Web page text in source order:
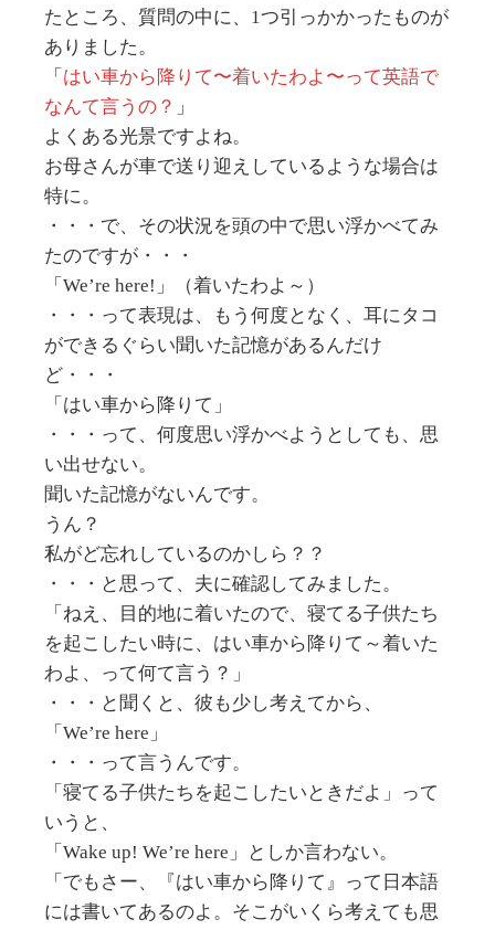
たところ、質問の中に、1つ引っかかったものが
ありました。
「 はい車から降りて〜着いたわよ〜って英語で
なんて言うの？ 」
よくある光景ですよね。
お母さんが車で送り迎えしているような場合は
特に。
・・・で、その状況を頭の中で思い浮かべてみ
たのですが・・・
「We’re here!」（着いたわよ～）
・・・って表現は、もう何度となく、耳にタコ
ができるぐらい聞いた記憶があるんだけ
ど・・・
「はい車から降りて」
・・・って、何度思い浮かべようとしても、思
い出せない。
聞いた記憶がないんです。
うん？
私がど忘れしているのかしら？？
・・・と思って、夫に確認してみました。
「ねえ、目的地に着いたので、寝てる子供たち
を起こしたい時に、はい車から降りて～着いた
わよ、って何て言う？」
・・・と聞くと、彼も少し考えてから、
「We’re here」
・・・って言うんです。
「寝てる子供たちを起こしたいときだよ」って
いうと、
「Wake up! We’re here」としか言わない。
「でもさー、『はい車から降りて』って日本語
には書いてあるのよ。そこがいくら考えても思